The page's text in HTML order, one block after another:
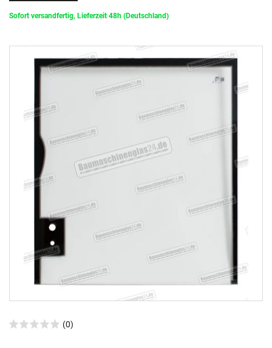
Sofort versandfertig, Lieferzeit 48h (Deutschland)
(0)